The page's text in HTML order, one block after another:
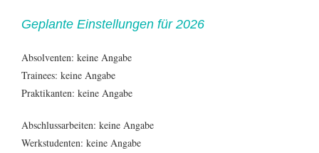
Geplante Einstellungen für 2026
Absolventen: keine Angabe
Trainees: keine Angabe
Praktikanten: keine Angabe
Abschlussarbeiten: keine Angabe
Werkstudenten: keine Angabe